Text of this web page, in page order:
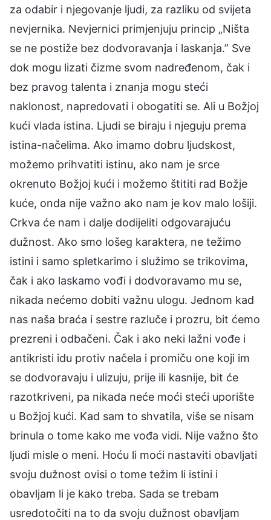
za odabir i njegovanje ljudi, za razliku od svijeta
nevjernika. Nevjernici primjenjuju princip „Ništa
se ne postiže bez dodvoravanja i laskanja.” Sve
dok mogu lizati čizme svom nadređenom, čak i
bez pravog talenta i znanja mogu steći
naklonost, napredovati i obogatiti se. Ali u Božjoj
kući vlada istina. Ljudi se biraju i njeguju prema
istina-načelima. Ako imamo dobru ljudskost,
možemo prihvatiti istinu, ako nam je srce
okrenuto Božjoj kući i možemo štititi rad Božje
kuće, onda nije važno ako nam je kov malo lošiji.
Crkva će nam i dalje dodijeliti odgovarajuću
dužnost. Ako smo lošeg karaktera, ne težimo
istini i samo spletkarimo i služimo se trikovima,
čak i ako laskamo vođi i dodvoravamo mu se,
nikada nećemo dobiti važnu ulogu. Jednom kad
nas naša braća i sestre razluče i prozru, bit ćemo
prezreni i odbačeni. Čak i ako neki lažni vođe i
antikristi idu protiv načela i promiču one koji im
se dodvoravaju i ulizuju, prije ili kasnije, bit će
razotkriveni, pa nikada neće moći steći uporište
u Božjoj kući. Kad sam to shvatila, više se nisam
brinula o tome kako me vođa vidi. Nije važno što
ljudi misle o meni. Hoću li moći nastaviti obavljati
svoju dužnost ovisi o tome težim li istini i
obavljam li je kako treba. Sada se trebam
usredotočiti na to da svoju dužnost obavljam